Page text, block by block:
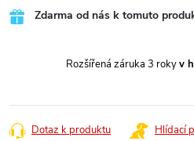
Zdarma od nás k tomuto
Rozšířená záruka 3 rokyv
Dotaz k produktu Hlídací